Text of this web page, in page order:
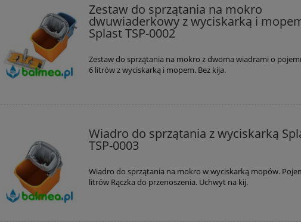
Kołnierz blatowy do kosza na
Cena regularna: 254,99 zł
do koszyka
Dozownik łokciowy płynów
Cena regularna:219,00 zł
Zestaw do sprzątania na mokro
dwuwiaderkowy z wyciskarką i
Splast TSP-0002
Zestaw do sprzątania na mokro z dwoma wiadrami o
6 litrów z wyciskarką i mopem. Bez kija.
Wiadro do sprzątania z wyciskarką
TSP-0003
Wiadro do sprzątania na mokro w wyciskarką mopów.
litrów Rączka do przenoszenia. Uchwyt na kij.